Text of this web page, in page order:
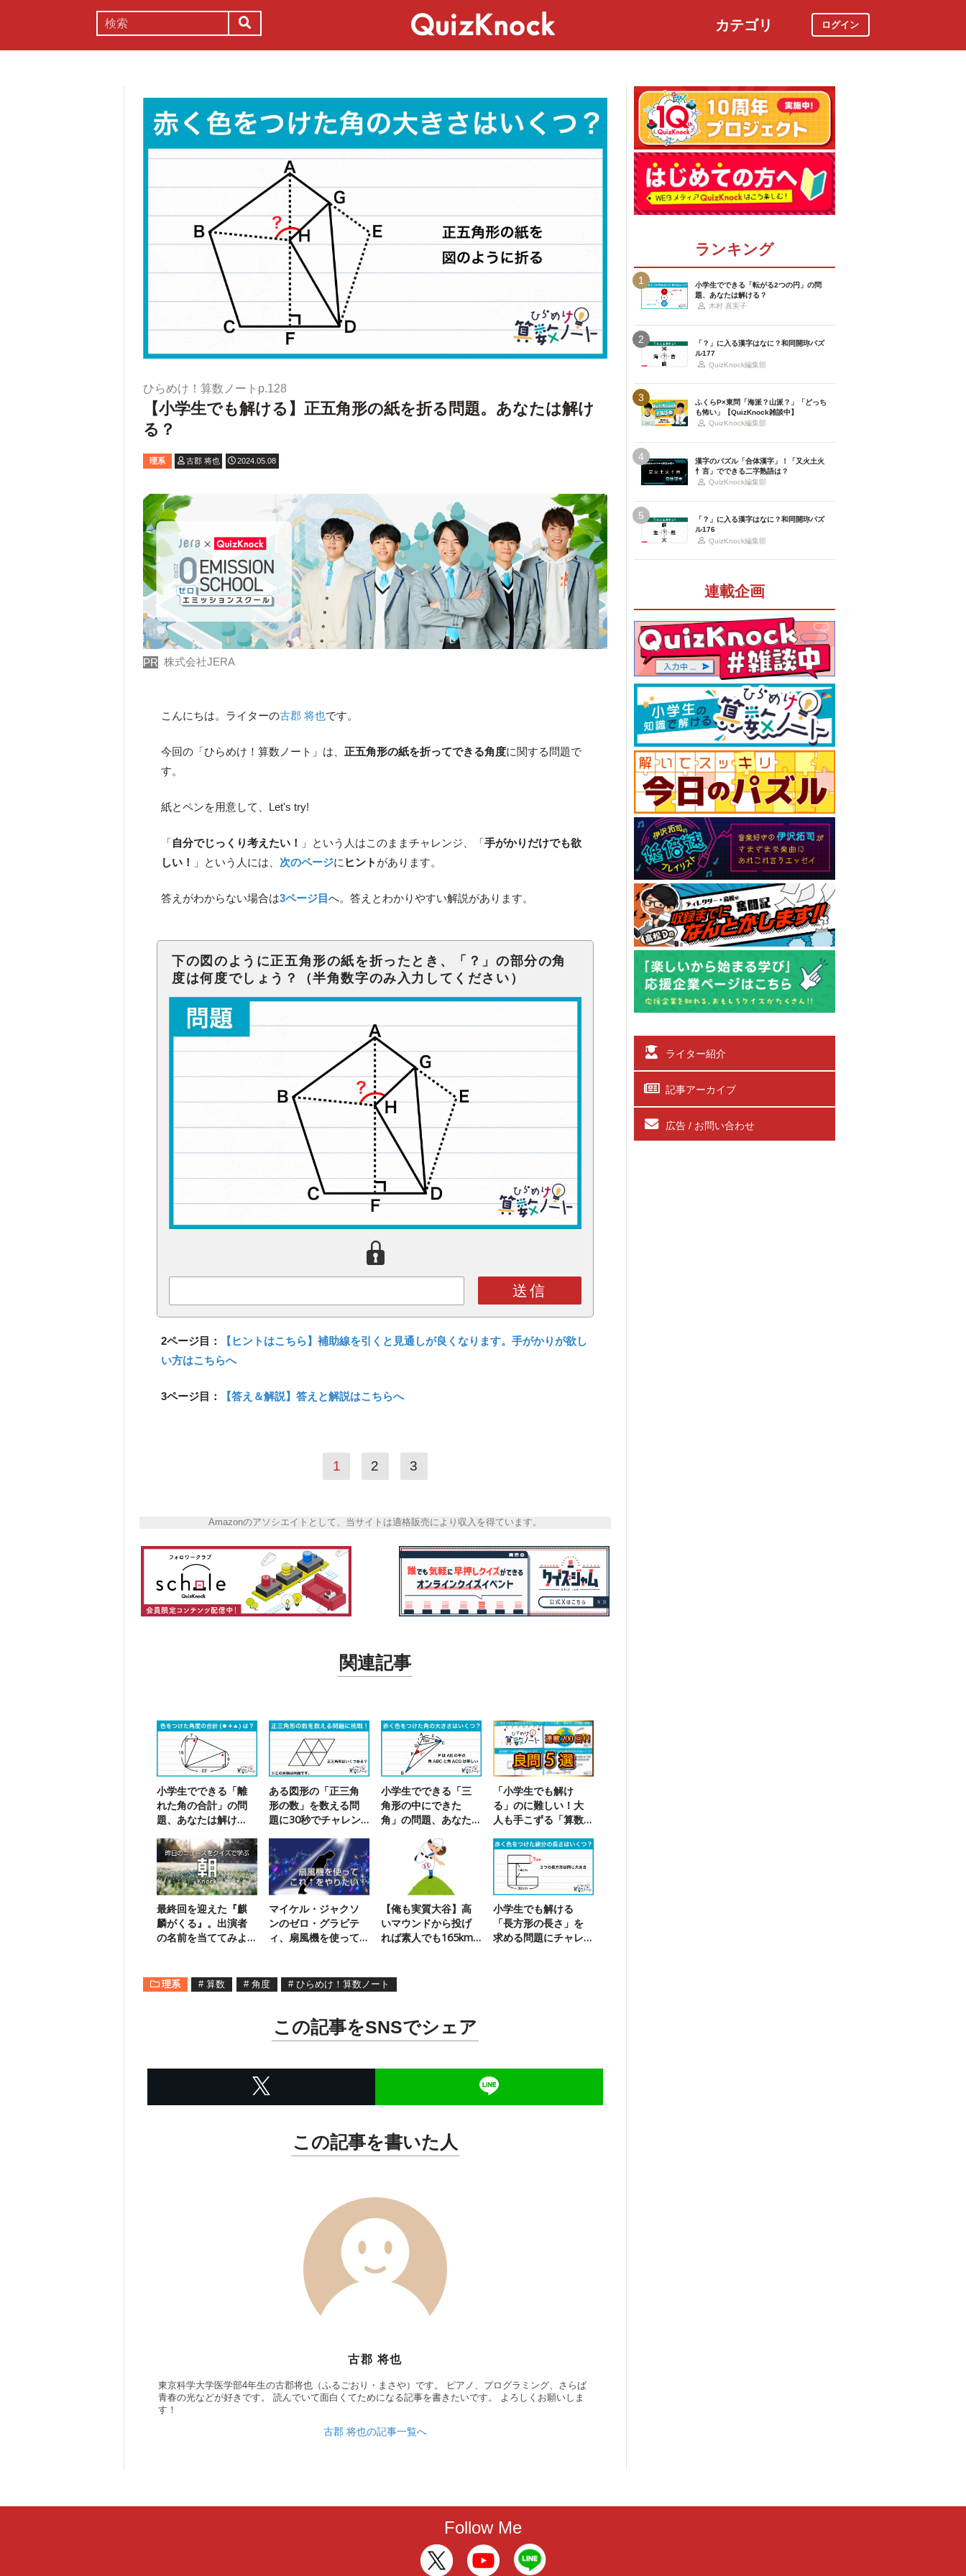
カテゴリ ログイン
ひらめけ！算数ノートp.128
【小学生でも解ける】正五角形の紙を折る問題。あなたは解け
る？
理系 古郡 将也 2024.05.08
PR 株式会社JERA
こんにちは。ライターの古郡 将也です。
今回の「ひらめけ！算数ノート」は、正五角形の紙を折ってできる角度に関する問題で
す。
紙とペンを用意して、Let's try!
「自分でじっくり考えたい！ 」という人はこのままチャレンジ、「手がかりだけでも欲
しい！
」という人には、次のページに ヒント があります。
答えがわからない場合は3ページ目へ。答えとわかりやすい解説があります。
下の図のように正五角形の紙を折ったとき、「？」の部分の角
度は何度でしょう？（半角数字のみ入力してください）
送信
2ページ目：
【ヒントはこちら】補助線を引くと見通しが良くなります。手がかりが欲し
い方はこちらへ
3ページ目： 【答え＆解説】答えと解説はこちらへ
1 2 3
Amazonのアソシエイトとして、当サイトは適格販売により収入を得ています。
関連記事
小学生でできる「離
れた角の合計」の問
題、あなたは解け
ある図形の「正三角
形の数」を数える問
題に30秒でチャレン
小学生でできる「三
角形の中にできた
角」の問題、あなた
「小学生でも解け
る」のに難しい！大
人も手こずる「算数
最終回を迎えた『麒
麟がくる』。出演者
の名前を当ててみよ
マイケル・ジャクソ
ンのゼロ・グラビテ
ィ、扇風機を使って
【俺も実質大谷】高
いマウンドから投げ
れば素人でも165km
小学生でも解ける
「長方形の長さ」を
求める問題にチャレ
理系 # 算数 # 角度 # ひらめけ！算数ノート
この記事をSNSでシェア
この記事を書いた人
古郡 将也
東京科学大学医学部4年生の古郡将也（ふるごおり・まさや）です。 ピアノ、プログラミング、さらば
青春の光などが好きです。 読んでいて面白くてためになる記事を書きたいです。 よろしくお願いしま
す！
古郡 将也の記事一覧へ
ランキング
1
小学生でできる「転がる2つの円」の問
題、あなたは解ける？
木村 真実子
2
「？」に入る漢字はなに？和同開珎パズ
ル177
QuizKnock編集部
3
ふくらP×東問「海派？山派？」「どっち
も怖い」【QuizKnock雑談中】
QuizKnock編集部
4
漢字のパズル「合体漢字」！「又火土火
忄言」でできる二字熟語は？
QuizKnock編集部
5
「？」に入る漢字はなに？和同開珎パズ
ル176
QuizKnock編集部
連載企画
ライター紹介
記事アーカイブ
広告 / お問い合わせ
Follow Me